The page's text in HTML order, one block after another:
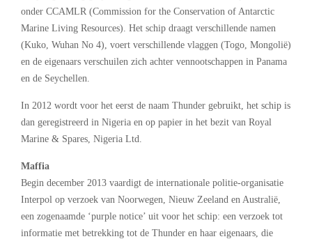
onder CCAMLR (Commission for the Conservation of Antarctic
Marine Living Resources). Het schip draagt verschillende namen
(Kuko, Wuhan No 4), voert verschillende vlaggen (Togo, Mongolië)
en de eigenaars verschuilen zich achter vennootschappen in Panama
en de Seychellen.
In 2012 wordt voor het eerst de naam Thunder gebruikt, het schip is
dan geregistreerd in Nigeria en op papier in het bezit van Royal
Marine & Spares, Nigeria Ltd.
Maffia
Begin december 2013 vaardigt de internationale politie-organisatie
Interpol op verzoek van Noorwegen, Nieuw Zeeland en Australië,
een zogenaamde ‘purple notice’ uit voor het schip: een verzoek tot
informatie met betrekking tot de Thunder en haar eigenaars, die